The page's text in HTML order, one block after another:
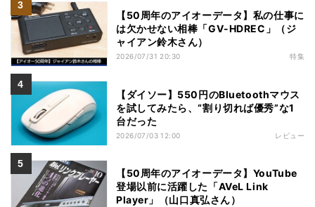
【50周年のアイオーデータ】私の仕事に
は欠かせない相棒「GV-HDREC」（ジ
ャイアン鈴木さん）
2026/07/31 20:30 特集
【ダイソー】550円のBluetoothマウス
を試してみたら、“割り切れば優秀”な1
台だった
2026/07/03 12:00 レビュー
【50周年のアイオーデータ】YouTube
登場以前に活躍した「AVeL Link
Player」（山口真弘さん）